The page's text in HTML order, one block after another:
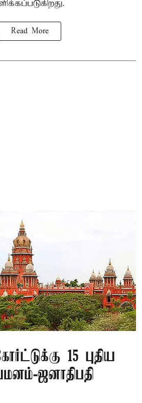
Read More
15 புதிய
ஜனாதிபதி